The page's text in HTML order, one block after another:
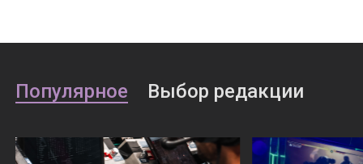
Популярное Выбор редакции